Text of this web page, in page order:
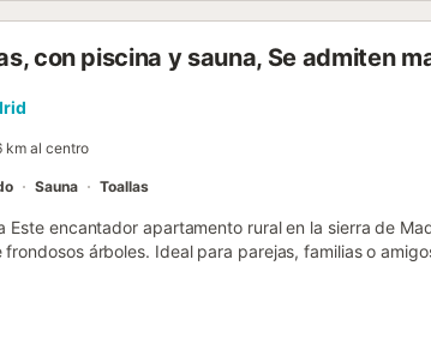
con piscina y sauna, Se admiten
km al centro
Sauna Toallas
Este encantador apartamento rural en la sierra de
árboles. Ideal para parejas, familias o
una hora con sauna y jacuzzi, con tiempo adicional
perfecta para preparar sus platos favoritos, y la